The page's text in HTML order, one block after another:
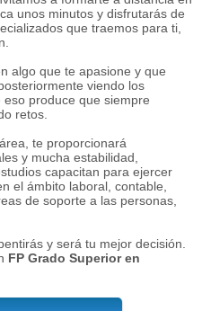
unos minutos y disfrutarás de
que traemos para ti,
algo que te apasione y que
viendo los
produce que siempre
retos.
te proporcionará
y mucha estabilidad,
capacitan para ejercer
el ámbito laboral, contable,
de soporte a las personas,
y será tu mejor decisión.
FP Grado Superior en